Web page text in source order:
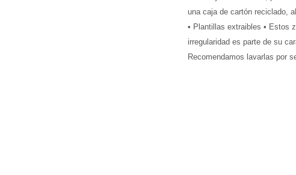
una caja de cartón reciclado,
• Plantillas extraibles • Estos
irregularidad es parte de su
Recomendamos lavarlas por